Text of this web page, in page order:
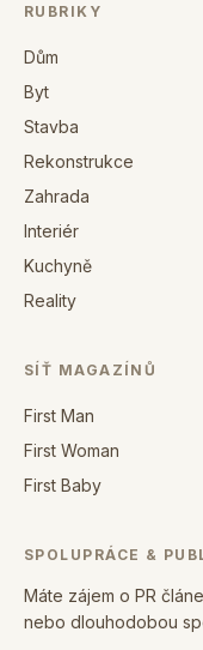
RUBRIKY
Dům
Byt
Stavba
Rekonstrukce
Zahrada
Interiér
Kuchyně
Reality
SÍŤ MAGAZÍNŮ
First Man
First Woman
First Baby
SPOLUPRÁCE &
Máte zájem o PR
nebo dlouhodobou